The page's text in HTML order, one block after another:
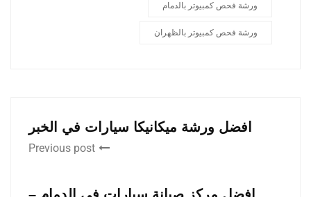
ورشة فحص كمبيوتر بالدمام
ورشة فحص كمبيوتر بالظهران
افضل ورشة ميكانيكا سيارات في الخبر
Previous post